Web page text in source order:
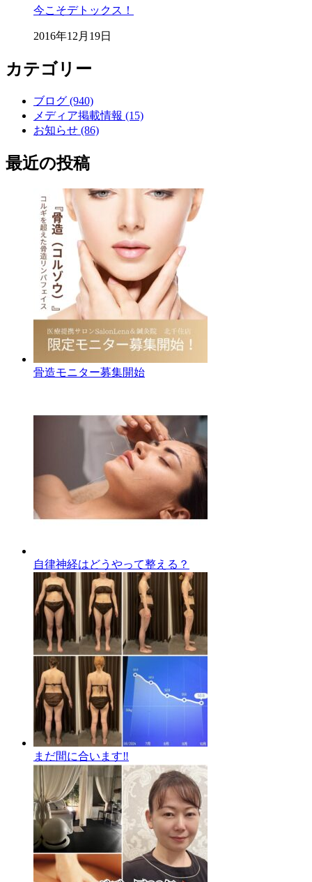
今こそデトックス！
2016年12月19日
カテゴリー
ブログ (940)
メディア掲載情報 (15)
お知らせ (86)
最近の投稿
骨造モニター募集開始
自律神経はどうやって整える？
まだ間に合います‼️